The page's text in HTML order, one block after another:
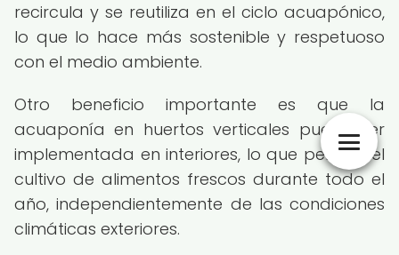
recircula y se reutiliza en el ciclo acuapónico,
lo que lo hace más sostenible y respetuoso
con el medio ambiente.
Otro beneficio importante es que la
acuaponía en huertos verticales puede ser
implementada en interiores, lo que permite el
cultivo de alimentos frescos durante todo el
año, independientemente de las condiciones
climáticas exteriores.